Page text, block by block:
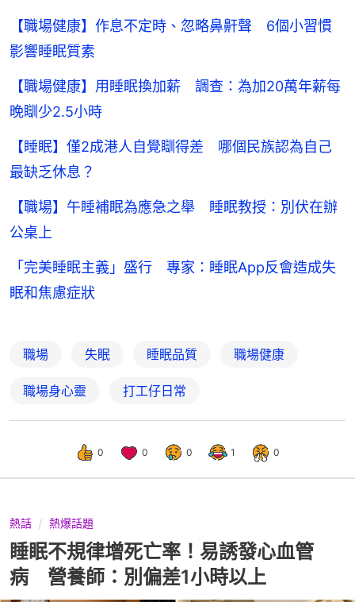
【職場健康】作息不定時、忽略鼻鼾聲 6個小習慣
影響睡眠質素
【職場健康】用睡眠換加薪 調查：為加20萬年薪每
晚瞓少2.5小時
【睡眠】僅2成港人自覺瞓得差 哪個民族認為自己
最缺乏休息？
【職場】午睡補眠為應急之舉 睡眠教授：別伏在辦
公桌上
「完美睡眠主義」盛行 專家：睡眠App反會造成失
眠和焦慮症狀
職場 失眠 睡眠品質 職場健康
職場身心靈 打工仔日常
0 0 0 1 0
熱話 熱爆話題
睡眠不規律增死亡率！易誘發心血管
病 營養師：別偏差1小時以上